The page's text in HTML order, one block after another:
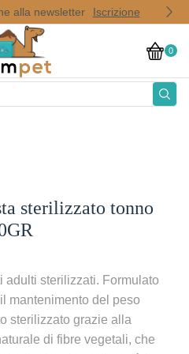
alla newsletter Iscrizione
0
sterilizzato tonno
adulti sterilizzati. Formulato
mantenimento del peso
sterilizzato grazie alla
di fibre vegetali, che